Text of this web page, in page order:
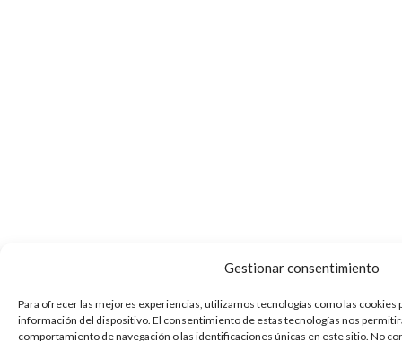
Gestionar consentimiento
Para ofrecer las mejores experiencias, utilizamos tecnologías como las cookies
información del dispositivo. El consentimiento de estas tecnologías nos
comportamiento de navegación o las identificaciones únicas en este sitio. No